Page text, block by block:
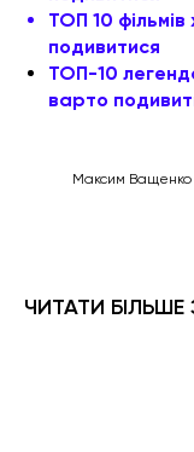
ТОП 10 фільмів
подивитися
ТОП-10
варто
Максим Ващенко
ЧИТАТИ